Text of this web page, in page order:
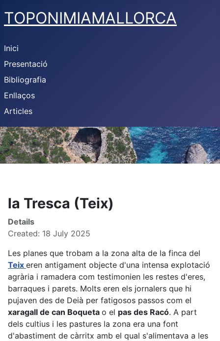
TOPONIMIAMALLORCA
Inici
Presentació
Bibliografia
Enllaços
Articles
la Tresca (Teix)
Details
Created: 18 July 2025
Les planes que trobam a la zona alta de la finca del
Teix eren antigament objecte d'una intensa explotació
agrària i ramadera com testimonien les restes d'eres,
barraques i parets. Molts eren els jornalers que hi
pujaven des de Deià per fatigosos passos com el
xaragall de can Boqueta o el pas des Racó. A part
dels cultius i les pastures la zona era una font
d'abastiment de càrritx amb el qual s'alimentava a les